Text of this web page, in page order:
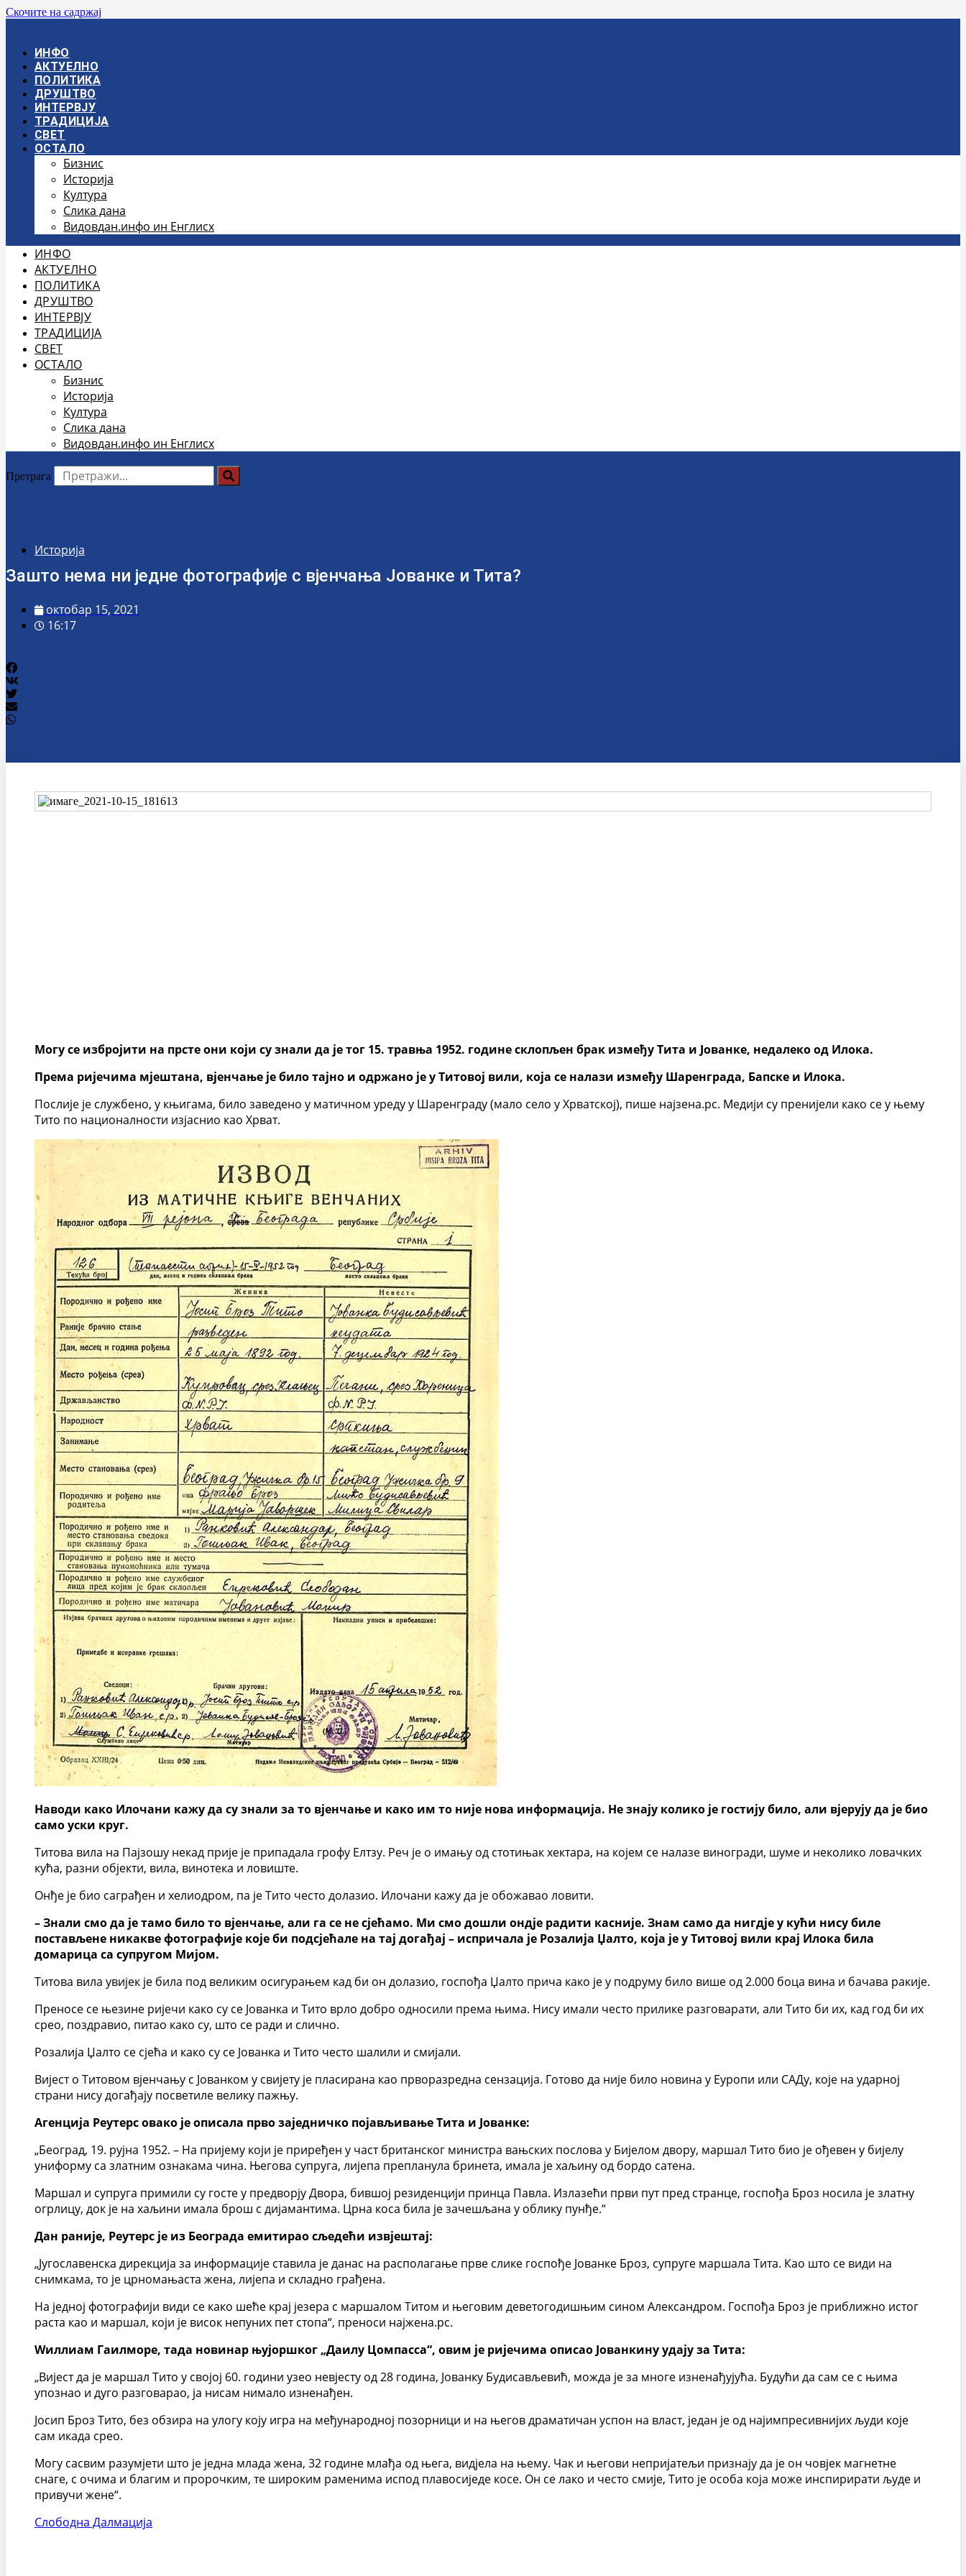
Скочите на садржај
ИНФО
АКТУЕЛНО
ПОЛИТИКА
ДРУШТВО
ИНТЕРВЈУ
ТРАДИЦИЈА
СВЕТ
ОСТАЛО
Бизнис
Историја
Култура
Слика дана
Видовдан.инфо ин Енглисх
ИНФО
АКТУЕЛНО
ПОЛИТИКА
ДРУШТВО
ИНТЕРВЈУ
ТРАДИЦИЈА
СВЕТ
ОСТАЛО
Бизнис
Историја
Култура
Слика дана
Видовдан.инфо ин Енглисх
Претрага
Историја
Зашто нема ни једне фотографије с вјенчања Јованке и Тита?
октобар 15, 2021
16:17
Могу се избројити на прсте они који су знали да је тог 15. травња 1952. године склопљен брак између Тита и Јованке, недалеко од Илока.
Према ријечима мјештана, вјенчање је било тајно и одржано је у Титовој вили, која се налази између Шаренграда, Бапске и Илока.
Послије је службено, у књигама, било заведено у матичном уреду у Шаренграду (мало село у Хрватској), пише најзена.рс. Медији су пренијели како се у њему
Тито по националности изјаснио као Хрват.
Наводи како Илочани кажу да су знали за то вјенчање и како им то није нова информација. Не знају колико је гостију било, али вјерују да је био
само уски круг.
Титова вила на Пајзошу некад прије је припадала грофу Елтзу. Реч је о имању од стотињак хектара, на којем се налазе виногради, шуме и неколико ловачких
кућа, разни објекти, вила, винотека и ловиште.
Онђе је био саграђен и хелиодром, па је Тито често долазио. Илочани кажу да је обожавао ловити.
– Знали смо да је тамо било то вјенчање, али га се не сјећамо. Ми смо дошли ондје радити касније. Знам само да нигдје у кући нису биле
постављене никакве фотографије које би подсјећале на тај догађај – испричала је Розалија Џалто, која је у Титовој вили крај Илока била
домарица са супругом Мијом.
Титова вила увијек је била под великим осигурањем кад би он долазио, госпођа Џалто прича како је у подруму било више од 2.000 боца вина и бачава ракије.
Преносе се њезине ријечи како су се Јованка и Тито врло добро односили према њима. Нису имали често прилике разговарати, али Тито би их, кад год би их
срео, поздравио, питао како су, што се ради и слично.
Розалија Џалто се сјећа и како су се Јованка и Тито често шалили и смијали.
Вијест о Титовом вјенчању с Јованком у свијету је пласирана као прворазредна сензација. Готово да није било новина у Еуропи или САДу, које на ударној
страни нису догађају посветиле велику пажњу.
Агенција Реутерс овако је описала прво заједничко појављивање Тита и Јованке:
„Београд, 19. рујна 1952. – На пријему који је приређен у част британског министра вањских послова у Бијелом двору, маршал Тито био је ођевен у бијелу
униформу са златним ознакама чина. Његова супруга, лијепа препланула бринета, имала је хаљину од бордо сатена.
Маршал и супруга примили су госте у предворју Двора, бившој резиденцији принца Павла. Излазећи први пут пред странце, госпођа Броз носила је златну
огрлицу, док је на хаљини имала брош с дијамантима. Црна коса била је зачешљана у облику пунђе.“
Дан раније, Реутерс је из Београда емитирао сљедећи извјештај:
„Југославенска дирекција за информације ставила је данас на располагање прве слике госпође Јованке Броз, супруге маршала Тита. Као што се види на
снимкама, то је црномањаста жена, лијепа и складно грађена.
На једној фотографији види се како шеће крај језера с маршалом Титом и његовим деветогодишњим сином Александром. Госпођа Броз је приближно истог
раста као и маршал, који је висок непуних пет стопа“, преноси најжена.рс.
Wиллиам Гаилморе, тада новинар њујоршког „Даилy Цомпасса“, овим је ријечима описао Јованкину удају за Тита:
„Вијест да је маршал Тито у својој 60. години узео невјесту од 28 година, Јованку Будисављевић, можда је за многе изненађујућа. Будући да сам се с њима
упознао и дуго разговарао, ја нисам нимало изненађен.
Јосип Броз Тито, без обзира на улогу коју игра на међународној позорници и на његов драматичан успон на власт, један је од најимпресивнијих људи које
сам икада срео.
Могу сасвим разумјети што је једна млада жена, 32 године млађа од њега, видјела на њему. Чак и његови непријатељи признају да је он човјек магнетне
снаге, с очима и благим и пророчким, те широким раменима испод плавосиједе косе. Он се лако и често смије, Тито је особа која може инспирирати људе и
привучи жене“.
Слободна Далмација